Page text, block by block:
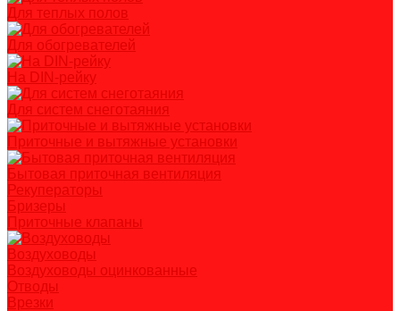
Для теплых полов
Для обогревателей
На DIN-рейку
Для систем снеготаяния
Приточные и вытяжные установки
Бытовая приточная вентиляция
Рекуператоры
Бризеры
Приточные клапаны
Воздуховоды
Воздуховоды оцинкованные
Отводы
Врезки